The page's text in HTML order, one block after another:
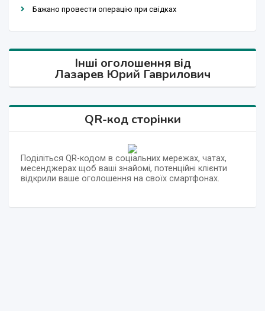
Бажано провести операцію при свідках
Інші оголошення від
Лазарев Юрий Гаврилович
QR-код сторінки
Поділіться QR-кодом в соціальних мережах, чатах,
месенджерах щоб ваші знайомі, потенційні клієнти
відкрили ваше оголошення на своїх смартфонах.